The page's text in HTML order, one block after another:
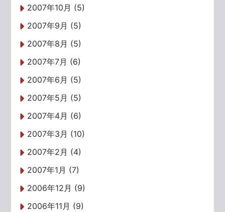
2007年10月 (5)
2007年9月 (5)
2007年8月 (5)
2007年7月 (6)
2007年6月 (5)
2007年5月 (5)
2007年4月 (6)
2007年3月 (10)
2007年2月 (4)
2007年1月 (7)
2006年12月 (9)
2006年11月 (9)